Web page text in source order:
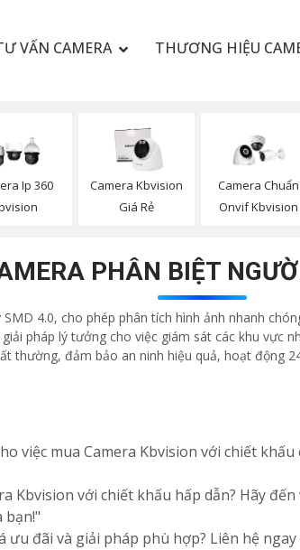
VẤN CAMERA THƯƠNG HIỆU
Ip 360
Camera Kbvision
Giá Rẻ
Camera Chuẩn
Onvif Kbvision
PHÂN BIỆT
4.0, cho phép phân tích hình ảnh nhanh
pháp lý tưởng cho việc giám sát các khu vực
thường, đảm bảo an ninh hiệu quả, hoạt động
việc mua Camera Kbvision với chiết
Kbvision với chiết khấu hấp dẫn? Hãy
bạn!"
ưu đãi và giải pháp phù hợp? Liên hệ